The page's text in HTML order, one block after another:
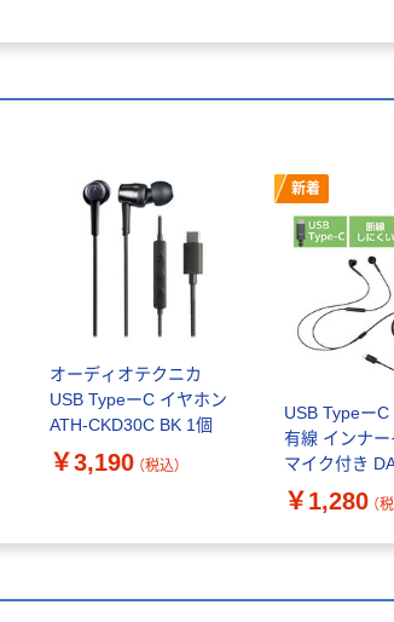
オーディオテクニカ
USB TypeーC イヤホン
ATH-CKD30C BK 1個
￥3,190 （税込）
新着
USB TypeーC
有線 インナー
マイク付き
EHPー
1個 エレコム
￥1,280 （